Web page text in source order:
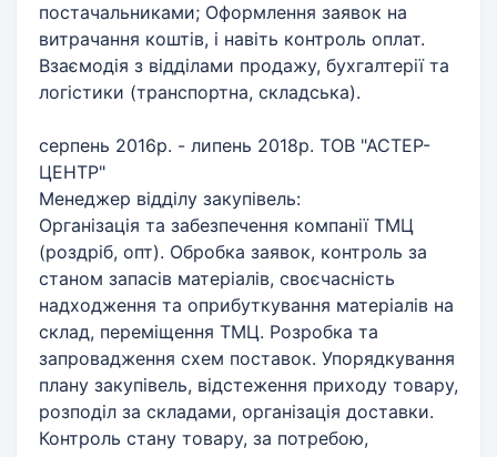
постачальниками; Оформлення заявок на
витрачання коштів, і навіть контроль оплат.
Взаємодія з відділами продажу, бухгалтерії та
логістики (транспортна, складська).
серпень 2016р. - липень 2018р. ТОВ "АСТЕР-
ЦЕНТР"
Менеджер відділу закупівель:
Організація та забезпечення компанії ТМЦ
(роздріб, опт). Обробка заявок, контроль за
станом запасів матеріалів, своєчасність
надходження та оприбуткування матеріалів на
склад, переміщення ТМЦ. Розробка та
запровадження схем поставок. Упорядкування
плану закупівель, відстеження приходу товару,
розподіл за складами, організація доставки.
Контроль стану товару, за потребою,